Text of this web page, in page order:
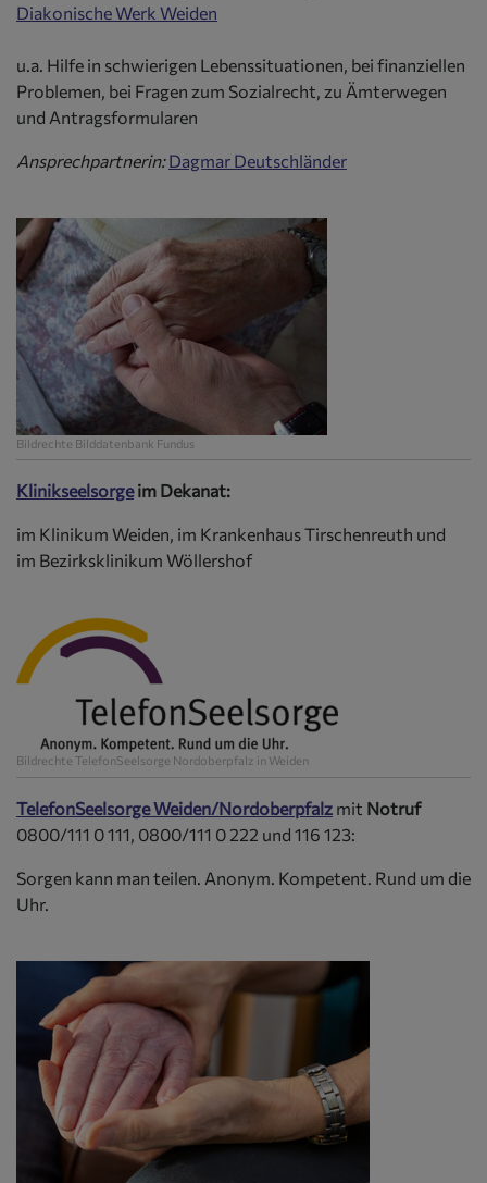
Diakonische Werk Weiden
u.a. Hilfe in schwierigen Lebenssituationen, bei finanziellen
Problemen, bei Fragen zum Sozialrecht, zu Ämterwegen
und Antragsformularen
Ansprechpartnerin: Dagmar Deutschländer
Bildrechte Bilddatenbank Fundus
Klinikseelsorgeim Dekanat:
im Klinikum Weiden, im Krankenhaus Tirschenreuth und
im Bezirksklinikum Wöllershof
Bildrechte TelefonSeelsorge Nordoberpfalz in Weiden
TelefonSeelsorge Weiden/Nordoberpfalz mit Notruf
0800/111 0 111, 0800/111 0 222 und 116 123:
Sorgen kann man teilen. Anonym. Kompetent. Rund um die
Uhr.